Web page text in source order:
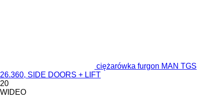
ciężarówka furgon MAN TGS
26.360, SIDE DOORS + LIFT
20
WIDEO